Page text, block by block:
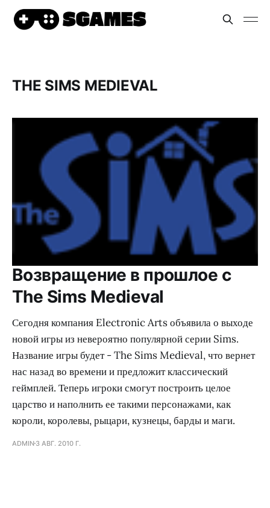
THE SIMS MEDIEVAL
Возвращение в прошлое с
The Sims Medieval
Сегодня компания Electronic Arts объявила о выходе
новой игры из невероятно популярной серии Sims.
Название игры будет - The Sims Medieval, что вернет
нас назад во времени и предложит классический
геймплей. Теперь игроки смогут построить целое
царство и наполнить ее такими персонажами, как
короли, королевы, рыцари, кузнецы, барды и маги.
ADMIN 3 АВГ. 2010 Г.